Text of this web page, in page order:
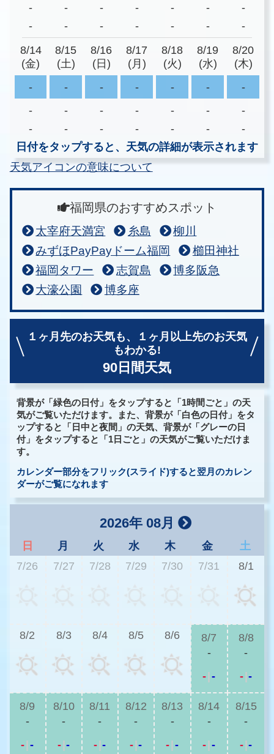
-
- - - - -
-
-
- - - - - -
8/14
(金)
8/15
(土)
8/16
(日)
8/17
(月)
8/18
(火)
8/19
(水)
8/20
(木)
-
- - - - -
-
-
- - - - -
-
-
- - - - -
-
日付をタップすると、天気の詳細が表示されます
天気アイコンの意味について
福岡県のおすすめスポット
太宰府天満宮 糸島
柳川
みずほPayPayドーム福岡
櫛田神社
福岡タワー
志賀島
博多阪急
大濠公園
博多座
１ヶ月先のお天気も、
１ヶ月以上先のお天気
もわかる!
90日間天気
背景が「緑色の日付」をタップすると「1時間ごと」の天
気がご覧いただけます。また、背景が「白色の日付」をタ
ップすると「日中と夜間」の天気、背景が「グレーの日
付」をタップすると「1日ごと」の天気がご覧いただけま
す。
カレンダー部分をフリック(スライド)すると翌月のカレン
ダーがご覧になれます
2026年 08月
日 月 火 水 木 金
土
7/26
7/27 7/28 7/29 7/30 7/31 8/1
8/2 8/3 8/4 8/5 8/6
8/7
-
-|-
8/8
-
-|-
8/9
-
-|-
8/10
-
-|-
8/11
-
-|-
8/12
-
-|-
8/13
-
-|-
8/14
-
-|-
8/15
-
-|-